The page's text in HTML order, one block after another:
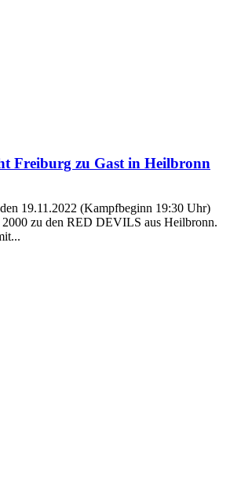
Freiburg zu Gast in Heilbronn
19.11.2022 (Kampfbeginn 19:30 Uhr)
zu den RED DEVILS aus Heilbronn.